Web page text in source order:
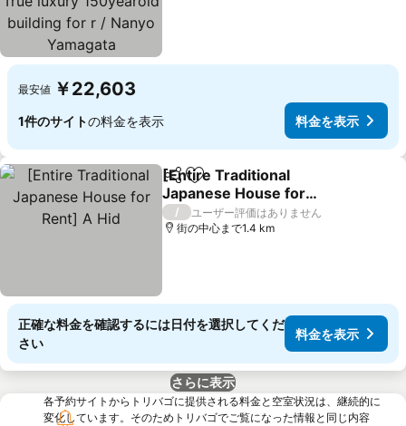
最安値 ￥22,603
1件のサイトの料金を表示 料金を表示
シェアお気に入りに追加
[Entire Traditional
Japanese House for
Rent] A Hid
/
ユーザー評価はありません
街の中心まで1.4 km
正確な料金を確認するには日付を選択してくだ
さい
料金を表示
さらに表示
各予約サイトからトリバゴに提供される料金と空室状況は、継続的に
変化しています。そのためトリバゴでご覧になった情報と同じ内容